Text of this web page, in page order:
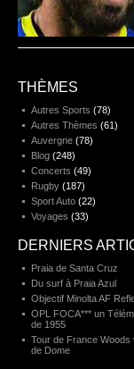
THÈMES
Autres Sports (78)
Autres Thèmes (61)
Auvergne (78)
Blog (248)
Concerts (49)
Rugby (187)
Sport Auto (22)
Voyages (33)
DERNIERS
Praia de Santa Cruz
Du surf à Praia Azul
Objectif Minolta AF
OPL FOCA*** un
de 1955
Tour de France Woods
de Dome